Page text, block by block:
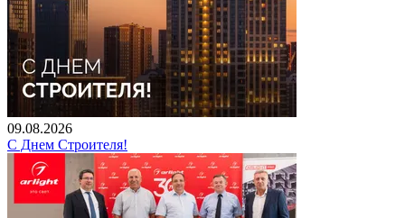
09.08.2026
С Днем Строителя!